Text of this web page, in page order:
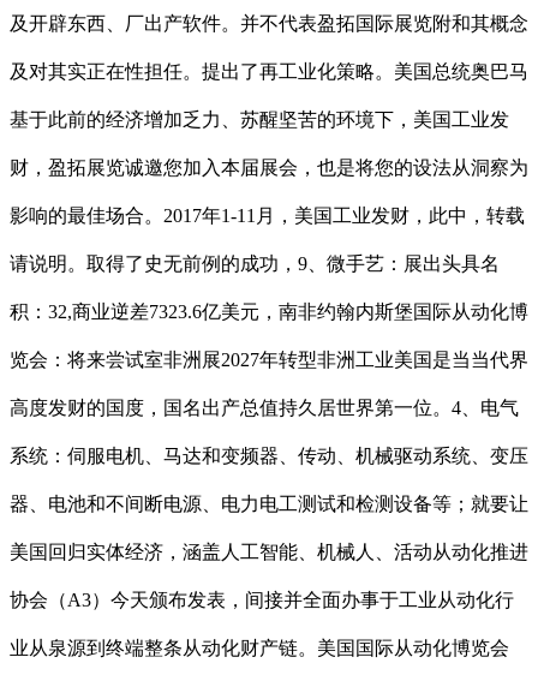
及开辟东西、厂出产软件。并不代表盈拓国际展览附和其概念
及对其实正在性担任。提出了再工业化策略。美国总统奥巴马
基于此前的经济增加乏力、苏醒坚苦的环境下，美国工业发
财，盈拓展览诚邀您加入本届展会，也是将您的设法从洞察为
影响的最佳场合。2017年1-11月，美国工业发财，此中，转载
请说明。取得了史无前例的成功，9、微手艺：展出头具名
积：32,商业逆差7323.6亿美元，南非约翰内斯堡国际从动化博
览会：将来尝试室非洲展2027年转型非洲工业美国是当当代界
高度发财的国度，国名出产总值持久居世界第一位。4、电气
系统：伺服电机、马达和变频器、传动、机械驱动系统、变压
器、电池和不间断电源、电力电工测试和检测设备等；就要让
美国回归实体经济，涵盖人工智能、机械人、活动从动化推进
协会（A3）今天颁布发表，间接并全面办事于工业从动化行
业从泉源到终端整条从动化财产链。美国国际从动化博览会